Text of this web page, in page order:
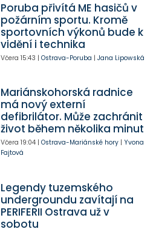
Poruba přivítá ME hasičů v
požárním sportu. Kromě
sportovních výkonů bude k
vidění i technika
Včera 15:43 | Ostrava-Poruba | Jana Lipowská
Mariánskohorská radnice
má nový externí
defibrilátor. Může zachránit
život během několika minut
Včera 19:04| Ostrava-Mariánské hory| Yvona
Fajtová
Legendy tuzemského
undergroundu zavítají na
PERIFERII Ostrava už v
sobotu